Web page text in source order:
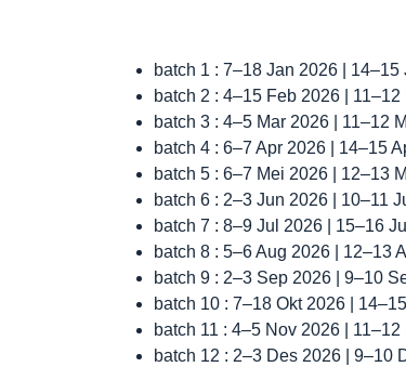
batch 1 : 7–18 Jan 2026 |
batch 2 : 4–15 Feb 2026 |
batch 3 : 4–5 Mar 2026 | 11–12
batch 4 : 6–7 Apr 2026 | 14–15
batch 5 : 6–7 Mei 2026 | 12–13
batch 6 : 2–3 Jun 2026 | 10–11
batch 7 : 8–9 Jul 2026 | 15–16
batch 8 : 5–6 Aug 2026 | 12–13
batch 9 : 2–3 Sep 2026 | 9–10
batch 10 : 7–18 Okt 2026 |
batch 11 : 4–5 Nov 2026 |
batch 12 : 2–3 Des 2026 | 9–10